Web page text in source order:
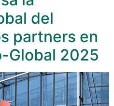
del
partners en
Global 2025